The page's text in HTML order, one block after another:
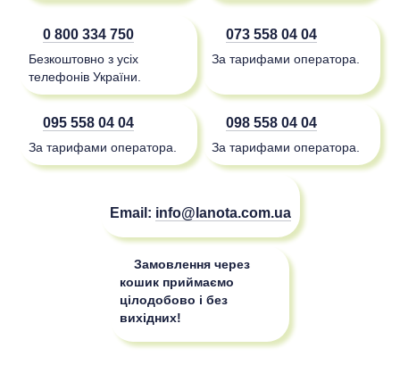
0 800 334 750
Безкоштовно з усіх
телефонів України.
073 558 04 04
За тарифами оператора.
095 558 04 04
За тарифами оператора.
098 558 04 04
За тарифами оператора.
Email: info@lanota.com.ua
Замовлення через
кошик приймаємо
цілодобово і без
вихідних!